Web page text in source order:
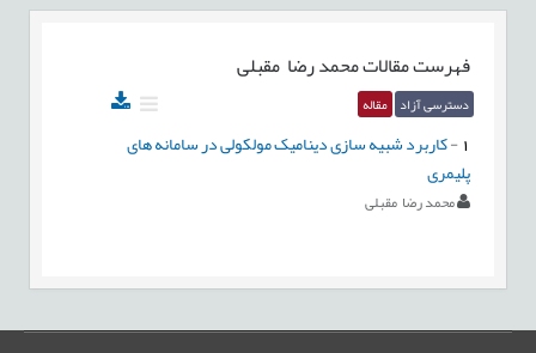
فهرست مقالاتمحمد رضا مقبلی
دسترسی آزاد مقاله
-کاربرد شبیه سازی دینامیک مولکولی در سامانه های
پلیمری
محمد رضا مقبلی